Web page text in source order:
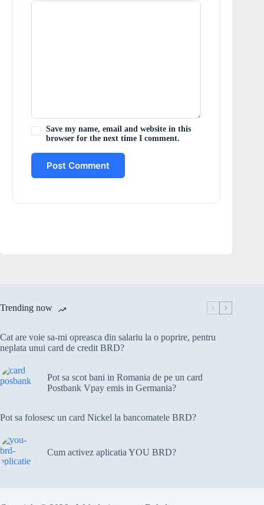
Save my name, email and website in this
browser for the next time I comment.
Post Comment
Trending now
Cat are voie sa-mi opreasca din salariu la o poprire, pentru
neplata unui card de credit BRD?
Pot sa scot bani in Romania de pe un card
Postbank Vpay emis in Germania?
Pot sa folosesc un card Nickel la bancomatele BRD?
Cum activez aplicatia YOU BRD?